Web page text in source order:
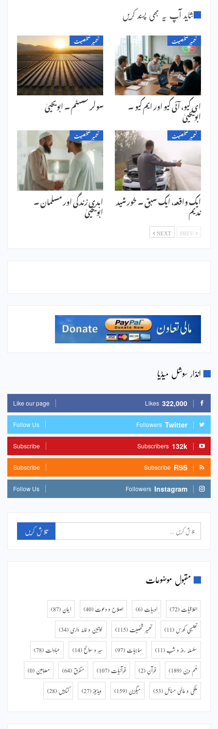
شاید آپ یہ بھی پسند کریں
تعمیر شخصیت
ای کیو، آئی کیو اور ایم کیو ۔
ابویحییٰ
تعمیر شخصیت
سولر سسٹم ۔ ابویحییٰ
تعمیر شخصیت
ایک واقعہ، ایک سبق ۔ خورشید
ندیم
تعمیر شخصیت
ابدی زندگی اور مسلمان ۔
ابویحییٰ
NEXT
انذار سوشل میڈیا
322,000
Likes
Like our page
Twitter
Followers
Follow Us
132k
Subscribers
Subscribe
RSS
Subscribe
Subscribe
Instagram
Followers
Follow Us
مقبول موضوعات
اخلاقیات (72) ادبیات (6) اصلاح و دعوت (40) ایمان (87)
تعلیمی کورس (11) تعمیر شخصیت (115) خواتین و خانہ داری (34)
سلسلہ روز و شب (11) سماجیات (97) سیر و سوانح (14) عبادات (78)
فہم دین (189) قرآن (2) قرآنیات (107) متفرق (64) مضامین (0)
ملکی و عالمی مسائل (53) میگزین (159) ویڈیوز (27) کتابیں (28)